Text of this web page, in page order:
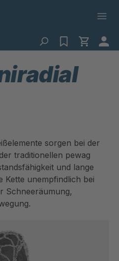
sorgen bei der
traditionellen pewag
und lange
Kette unempfindlich bei
Schneeräumung,